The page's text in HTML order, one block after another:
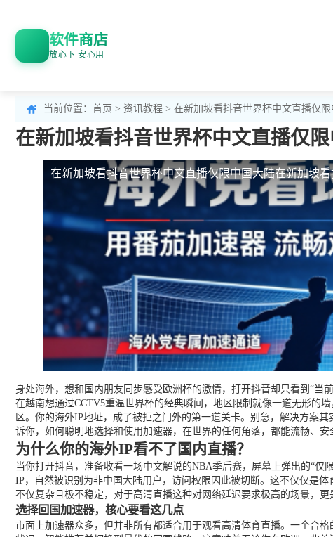
软件商店
放心下 安心用
当前位置： 首页 > 资讯教程 > 在新加坡看抖音世界杯中文直播仅
在新加坡看抖音世界杯中文直播仅
在新加坡看抖音世界杯中文直播仅限中国大陆在新加坡
身处海外，想和国内朋友同步感受欧洲杯的激情，打开抖音却只看到“
在越南想通过CCTV5重温世界杯的经典瞬间，地区限制就像一道无形的
区。你的海外IP地址，成了被拒之门外的第一道关卡。别急，解决方案
诉你，如何聪明地选择和使用加速器，在世界的任何角落，都能流畅、安
为什么你的海外IP看不了国内直播？
当你打开抖音，准备收看一场中文解说的NBA季后赛，屏幕上弹出的“
IP，自然被识别为非中国大陆用户，访问权限因此被切断。这不仅仅是
不仅复杂且极不稳定，对于高清直播这种对网络延迟要求极高的场景，
选择回国加速器，核心要看这几点
市面上加速器众多，但并非所有都适合用于观看高清体育直播。一个合